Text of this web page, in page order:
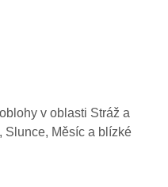
v oblasti Stráž a
Slunce, Měsíc a blízké